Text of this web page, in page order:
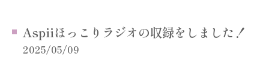
Aspiiほっこりラジオの収録をしました！
2025/05/09